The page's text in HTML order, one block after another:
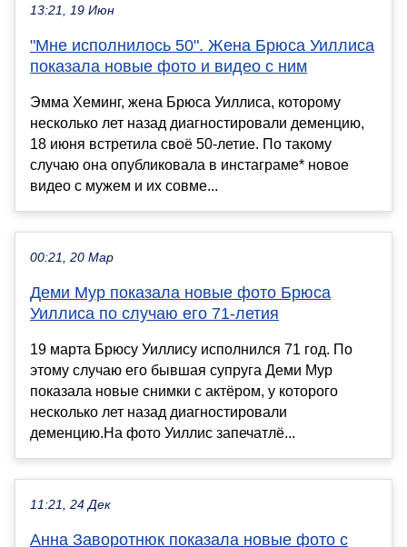
13:21, 19 Июн
"Мне исполнилось 50". Жена Брюса Уиллиса
показала новые фото и видео с ним
Эмма Хеминг, жена Брюса Уиллиса, которому
несколько лет назад диагностировали деменцию,
18 июня встретила своё 50-летие. По такому
случаю она опубликовала в инстаграме* новое
видео с мужем и их совме...
00:21, 20 Мар
Деми Мур показала новые фото Брюса
Уиллиса по случаю его 71-летия
19 марта Брюсу Уиллису исполнился 71 год. По
этому случаю его бывшая супруга Деми Мур
показала новые снимки с актёром, у которого
несколько лет назад диагностировали
деменцию.На фото Уиллис запечатлё...
11:21, 24 Дек
Анна Заворотнюк показала новые фото с